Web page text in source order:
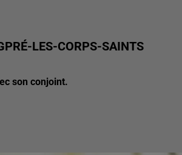
LES-CORPS-SAINTS
son conjoint.